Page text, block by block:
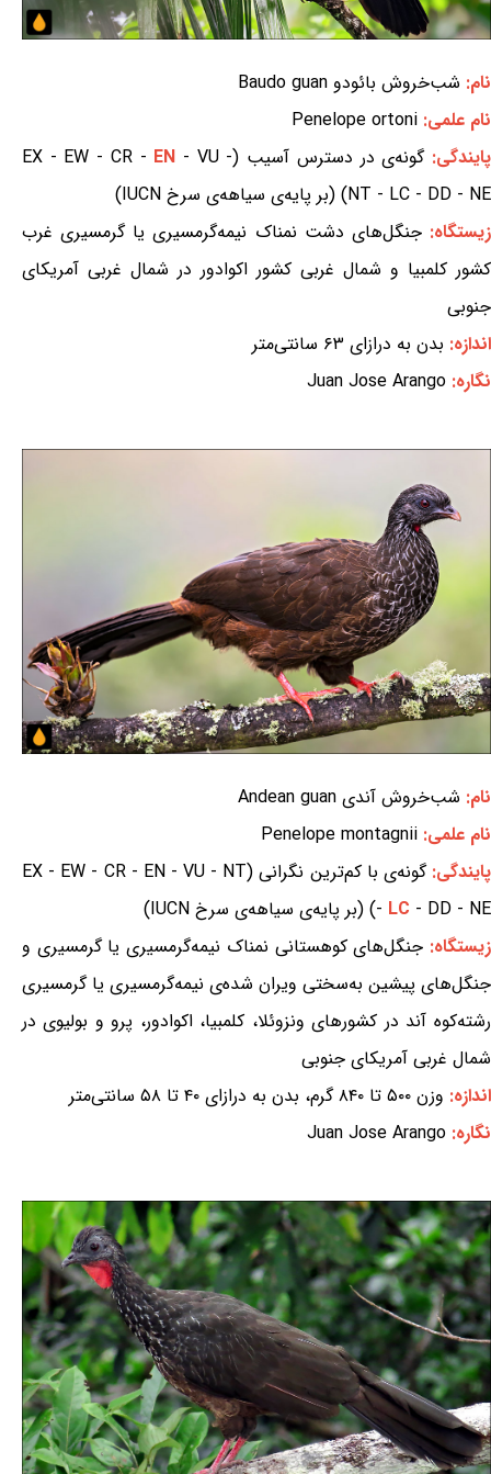
نام: شب‌خروش بائودو Baudo guan
نام علمی: Penelope ortoni
پایندگی:گونه‌ی در دسترس آسیب (EX - EW - CR - EN - VU -
NT - LC - DD - NE) (بر پایه‌ی سیاهه‌ی سرخ IUCN)
زیستگاه:جنگل‌های دشت نمناک نیمه‌گرمسیری یا گرمسیری غرب
کشور کلمبیا و شمال غربی کشور اکوادور در شمال غربی آمریکای
جنوبی
اندازه: بدن به درازای ۶۳ سانتی‌متر
نگاره: Juan Jose Arango
نام: شب‌خروش آندی Andean guan
نام علمی: Penelope montagnii
پایندگی:
گونه‌ی با کم‌ترین نگرانی (EX - EW - CR - EN - VU - NT
- LC - DD - NE) (بر پایه‌ی سیاهه‌ی سرخ IUCN)
زیستگاه: جنگل‌های کوهستانی نمناک نیمه‌گرمسیری یا گرمسیری و
جنگل‌های پیشین به‌سختی ویران شده‌ی نیمه‌گرمسیری یا گرمسیری
رشته‌کوه آند در کشورهای ونزوئلا، کلمبیا، اکوادور، پرو و بولیوی در
شمال غربی آمریکای جنوبی
اندازه: وزن ۵۰۰ تا ۸۴۰ گرم، بدن به درازای ۴۰ تا ۵۸ سانتی‌متر
نگاره: Juan Jose Arango